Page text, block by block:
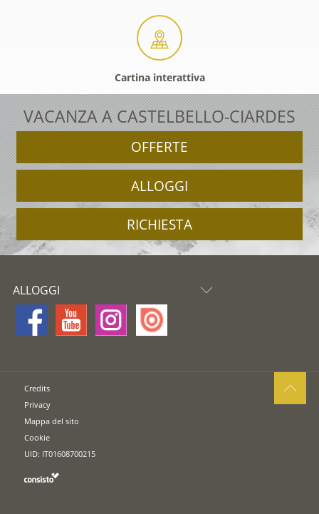
Cartina interattiva
VACANZA A CASTELBELLO-CIARDES
OFFERTE
ALLOGGI
RICHIESTA
ALLOGGI
Credits
Privacy
Mappa del sito
Cookie
UID: IT01608700215